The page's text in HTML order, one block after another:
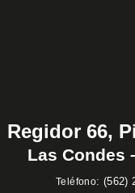
Regidor 66,
Las Condes
Teléfono: (562)